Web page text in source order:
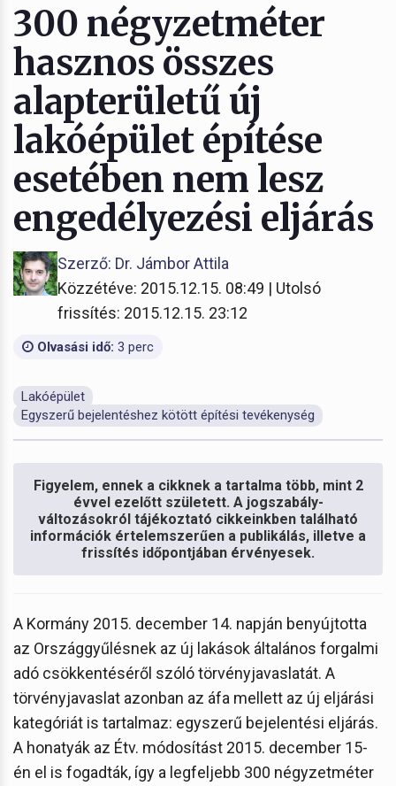
300 négyzetméter
hasznos összes
alapterületű új
lakóépület építése
esetében nem lesz
engedélyezési eljárás
Szerző: Dr. Jámbor Attila
Közzétéve: 2015.12.15. 08:49 | Utolsó
frissítés: 2015.12.15. 23:12
Olvasási idő: 3 perc
Lakóépület
Egyszerű bejelentéshez kötött építési tevékenység
Figyelem, ennek a cikknek a tartalma több, mint 2
évvel ezelőtt született. A jogszabály-
változásokról tájékoztató cikkeinkben található
információk értelemszerűen a publikálás, illetve a
frissítés időpontjában érvényesek.
A Kormány 2015. december 14. napján benyújtotta
az Országgyűlésnek az új lakások általános forgalmi
adó csökkentéséről szóló törvényjavaslatát. A
törvényjavaslat azonban az áfa mellett az új eljárási
kategóriát is tartalmaz: egyszerű bejelentési eljárás.
A honatyák az Étv. módosítást 2015. december 15-
én el is fogadták, így a legfeljebb 300 négyzetméter